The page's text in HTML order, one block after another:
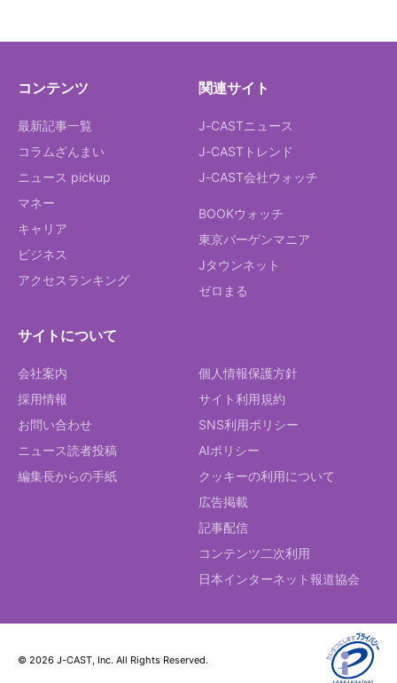
コンテンツ
最新記事一覧
コラムざんまい
ニュース pickup
マネー
キャリア
ビジネス
アクセスランキング
関連サイト
J-CASTニュース
J-CASTトレンド
J-CAST会社ウォッチ
BOOKウォッチ
東京バーゲンマニア
Jタウンネット
ゼロまる
サイトについて
会社案内
採用情報
お問い合わせ
ニュース読者投稿
編集長からの手紙
個人情報保護方針
サイト利用規約
SNS利用ポリシー
AIポリシー
クッキーの利用について
広告掲載
記事配信
コンテンツ二次利用
日本インターネット報道協会
© 2026 J-CAST, Inc. All Rights Reserved.